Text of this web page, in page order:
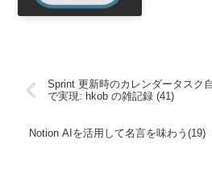
Sprint 更新時のカレンダータスク
で実現: hkob の雑記録 (41)
Notion AIを活用して名言を味わう(19)